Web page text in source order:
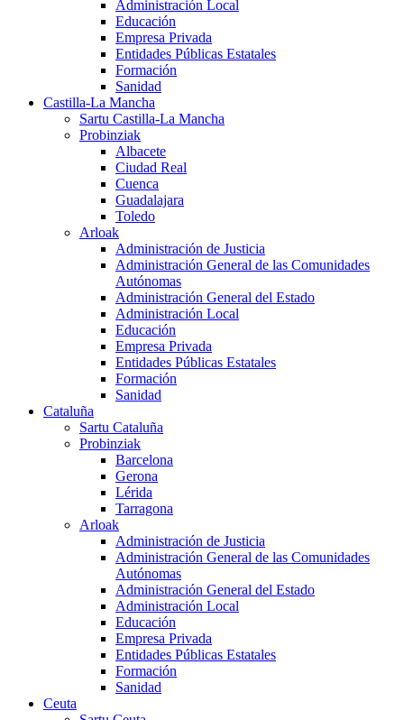
Administración Local
Educación
Empresa Privada
Entidades Públicas Estatales
Formación
Sanidad
Castilla-La Mancha
Sartu Castilla-La Mancha
Probinziak
Albacete
Ciudad Real
Cuenca
Guadalajara
Toledo
Arloak
Administración de Justicia
Administración General de las Comunidades
Autónomas
Administración General del Estado
Administración Local
Educación
Empresa Privada
Entidades Públicas Estatales
Formación
Sanidad
Cataluña
Sartu Cataluña
Probinziak
Barcelona
Gerona
Lérida
Tarragona
Arloak
Administración de Justicia
Administración General de las Comunidades
Autónomas
Administración General del Estado
Administración Local
Educación
Empresa Privada
Entidades Públicas Estatales
Formación
Sanidad
Ceuta